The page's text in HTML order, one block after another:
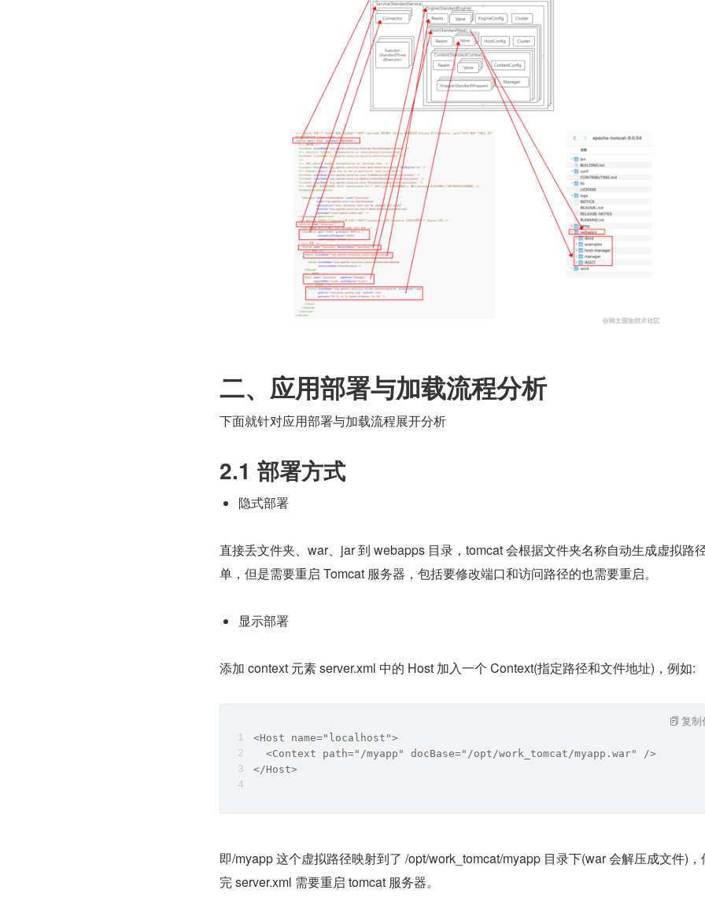
二、应用部署与加载流程分析
下面就针对应用部署与加载流程展开分析
2.1 部署方式
隐式部署
直接丢文件夹、war、jar 到 webapps 目录，tomcat 会根据文件夹名称自动生成虚拟路
单，但是需要重启 Tomcat 服务器，包括要修改端口和访问路径的也需要重启。
显示部署
添加 context 元素 server.xml 中的 Host 加入一个 Context(指定路径和文件地址)，例如:
<Host name="localhost">
  <Context path="/myapp" docBase="/opt/work_tomcat/myapp.war" />
</Host>
复制
即/myapp 这个虚拟路径映射到了 /opt/work_tomcat/myapp 目录下(war 会解压成文件)，
完 server.xml 需要重启 tomcat 服务器。